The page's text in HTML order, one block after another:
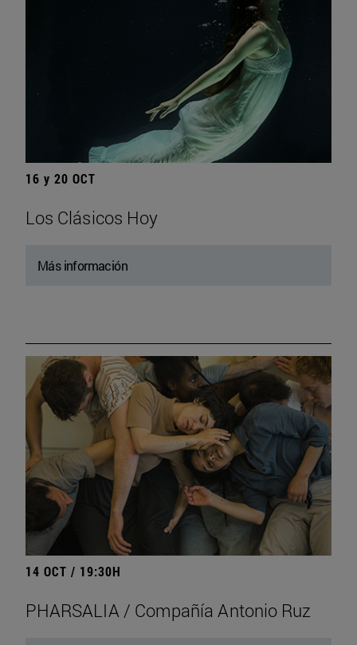
16 y 20 OCT
Los Clásicos Hoy
Más información
14 OCT / 19:30H
PHARSALIA / Compañía Antonio Ruz